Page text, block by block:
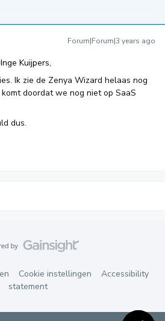
Forum|Forum|3 years ago
Kuijpers,
Ik zie de Zenya Wizard helaas nog
doordat we nog niet op SaaS
dus.
Cookie instellingen
Accessibility
statement